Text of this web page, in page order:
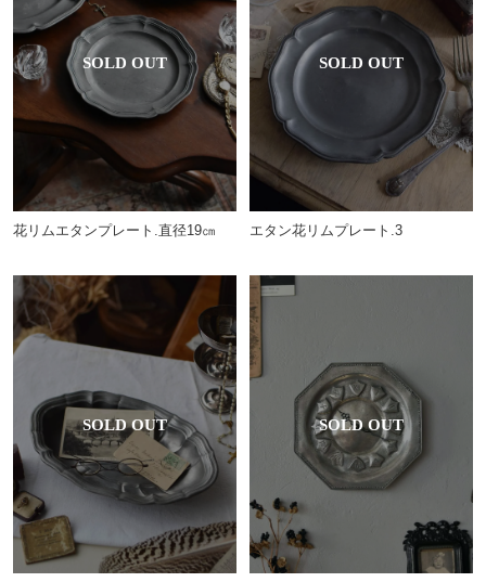
花リムエタンプレート.直径19㎝ エタン花リムプレート.3